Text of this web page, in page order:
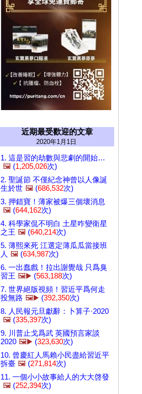
近期最受歡迎的文章
2020年1月1日
1. 這是習的劫數與悲劇的開始…
🖼️ (1,205,026次)
2. 聖誕節 不僅紀念神曾以人像誕
生於世 🖼️ (686,532次)
3. 押錯寶！薄家被爆三個壞消息
🖼️ (644,162次)
4. 科學家侃不明白 土星咋變衛星
之王 🖼️ (640,214次)
5. 薄熙來死 江選定薄瓜瓜當接班
人 🖼️ (634,987次)
6. 一出蠢戲！拉出謝覺哉 只爲臭
習王 🖼️▶️ (563,188次)
7. 世界絕版視頻！習近平爲何走
投無路 🖼️▶️ (392,350次)
8. 人民報元旦獻辭：卜算子·2020
🖼️ (335,397次)
9. 川普止戈爲武 英國預言家談
2020 🖼️▶️ (323,630次)
10. 曾慶紅人馬賴小民盡給習近平
拆臺 🖼️ (271,814次)
11. 一個小小故事給人的大大啓發
🖼️ (252,394次)